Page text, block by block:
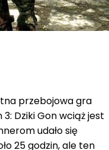
przebojowa gra
Dziki Gon wciąż jest
udało się
25 godzin, ale ten